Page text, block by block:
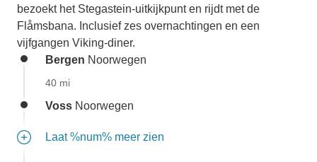
bezoekt het Stegastein-uitkijkpunt en rijdt met de
Flåmsbana. Inclusief zes overnachtingen en een
vijfgangen Viking-diner.
Bergen Noorwegen
40 mi
Voss Noorwegen
Laat %num% meer zien